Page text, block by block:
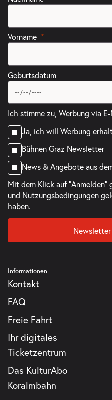
Vorname
Geburtsdatum
Ich stimme zu, Werbung via
Ja, ich will Werbung
Bühnen Graz Newsletter
News & Angebote aus
Mit dem Klick auf "Anmelden"
und Nutzungsbedingungen
haben.
Informationen
Kontakt
FAQ
Freie Fahrt
Ihr digitales
Ticketzentrum
Das KulturAbo
Koralmbahn